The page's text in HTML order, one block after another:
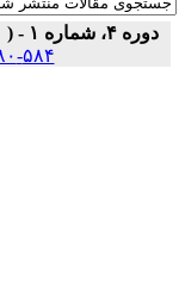
دوره ۴، شماره ۱ - ( ۱۰-۱۳۹۱ )
۵۸۴-۵۸۰